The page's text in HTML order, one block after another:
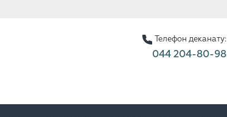
Телефон деканату:
044 204-80-98